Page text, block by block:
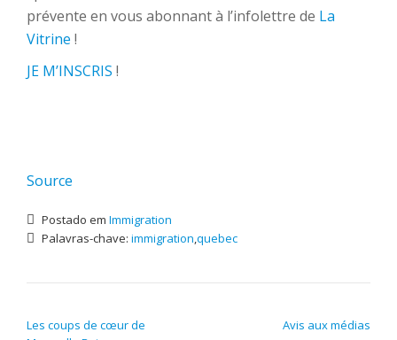
prévente en vous abonnant à l’infolettre de La
Vitrine !
JE M’INSCRIS !
Source
Postado em Immigration
Palavras-chave: immigration,quebec
Les coups de cœur de
Avis aux médias